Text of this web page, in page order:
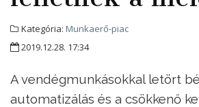
Kategória: Munkaerő-piac
2019.12.28. 17:34
A vendégmunkásokkal letört
automatizálás és a csökkenő